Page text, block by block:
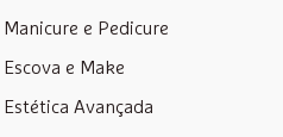
Manicure e Pedicure
Escova e Make
Estética Avançada